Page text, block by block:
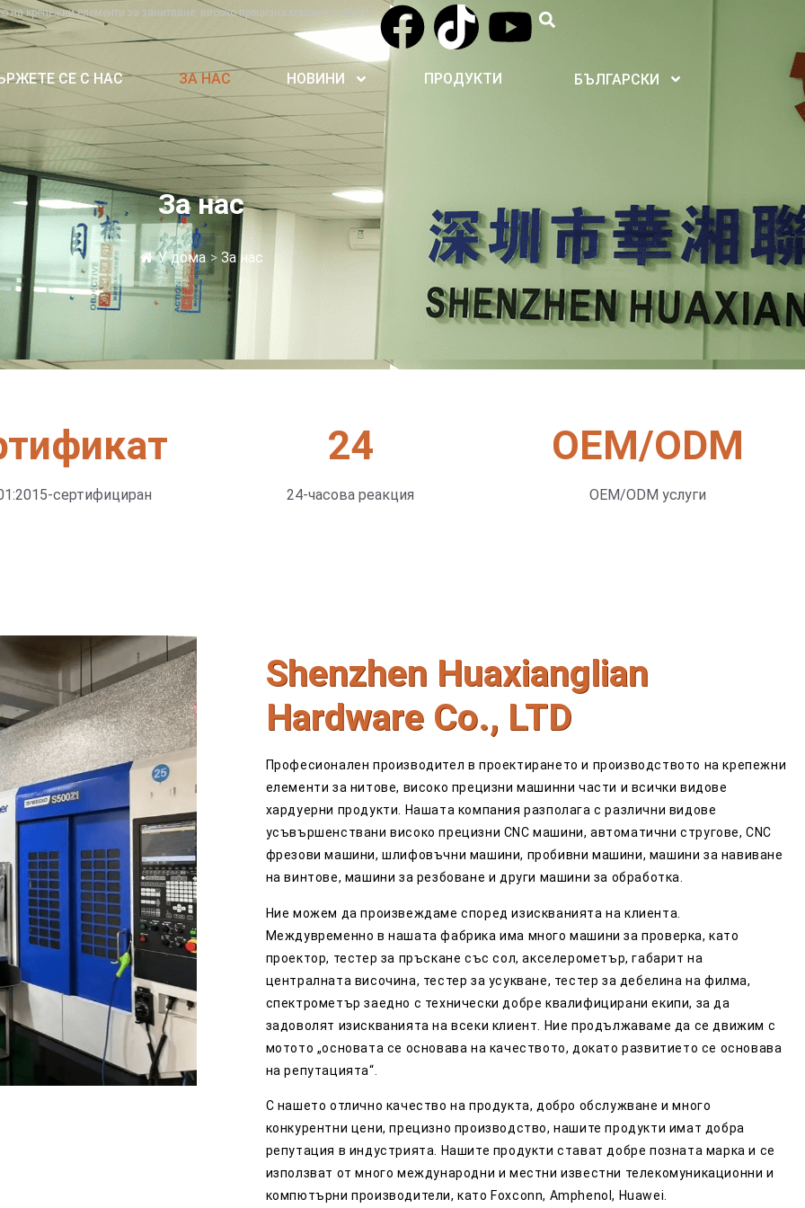
на крепежни елементи за занитване, високо прецизна машинна част и
СЕ С НАС ЗА НАС НОВИНИ ПРОДУКТИ БЪЛГАРСКИ
За нас
У дома > За нас
сертифициран
24
24-часова реакция
OEM/ODM
OEM/ODM услуги
Shenzhen Huaxianglian
Hardware Co., LTD
Професионален производител в проектирането и производството на крепежни
елементи за нитове, високо прецизни машинни части и всички видове
хардуерни продукти. Нашата компания разполага с различни видове
усъвършенствани високо прецизни CNC машини, автоматични стругове, CNC
фрезови машини, шлифовъчни машини, пробивни машини, машини за навиване
на винтове, машини за резбоване и други машини за обработка.
Ние можем да произвеждаме според изискванията на клиента.
Междувременно в нашата фабрика има много машини за проверка, като
проектор, тестер за пръскане със сол, акселерометър, габарит на
централната височина, тестер за усукване, тестер за дебелина на филма,
спектрометър заедно с технически добре квалифицирани екипи, за да
задоволят изискванията на всеки клиент. Ние продължаваме да се движим с
мотото „основата се основава на качеството, докато развитието се основава
на репутацията“.
С нашето отлично качество на продукта, добро обслужване и много
конкурентни цени, прецизно производство, нашите продукти имат добра
репутация в индустрията. Нашите продукти стават добре позната марка и се
използват от много международни и местни известни телекомуникационни и
компютърни производители, като Foxconn, Amphenol, Huawei.